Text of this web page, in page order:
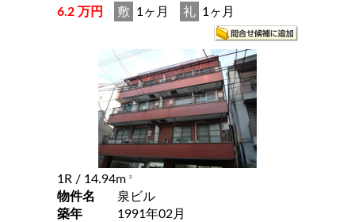
6.2 万円 敷 1ヶ月 礼 1ヶ月
1R / 14.94m 2
物件名
泉ビル
築年
1991年02月